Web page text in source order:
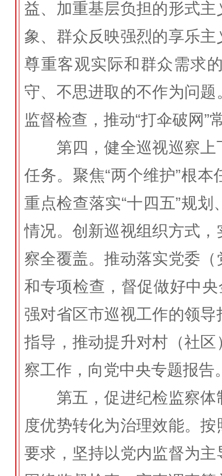
益、加重基层负担的形式
象、群众反映强烈的享乐
尊重客观实际和群众需求
守、不思进取的不作为问
监督检查，推动“打伞破网”
第四，健全巡视巡察上
任务。聚焦“两个维护”根
重点检查落实“十四五”规
情况。创新巡视组织方式
察全覆盖。推动落实党委
和专项检查，督促做好中
强对省区市巡视工作的领
指导，推动提升对村（社
察工作，向党中央专题报告
第五，促进纪检监察体
度优势转化为治理效能。
要求，坚持以党内监督为